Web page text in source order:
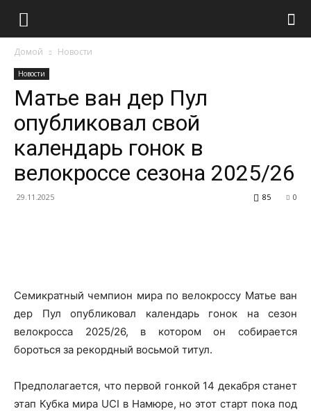
Домой Новости
Новости
Матье ван дер Пул
опубликовал свой
календарь гонок в
велокроссе сезона 2025/26
29.11.2025 0
85
Семикратный чемпион мира по велокроссу Матье ван
дер Пул опубликовал календарь гонок на сезон
велокросса 2025/26, в котором он собирается
бороться за рекордный восьмой титул.
Предполагается, что первой гонкой 14 декабря станет
этап Кубка мира UCI в Намюре, но этот старт пока под